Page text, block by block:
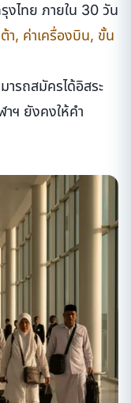
งไทย ภายใน 30 วัน
า, ค่าเครื่องบิน, ขั้น
ารถสมัครได้อิสระ
ฯ ยังคงให้คำ